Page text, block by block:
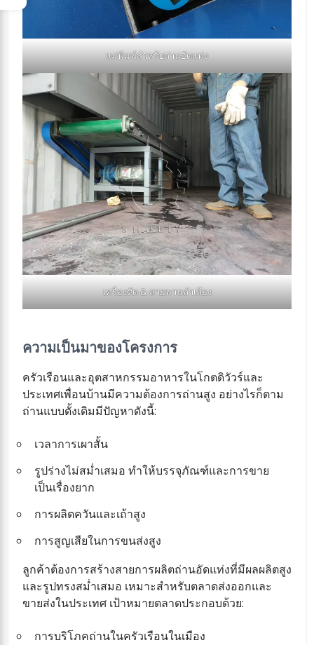
แม่พิมพ์สำหรับถ่านอัดแท่ง
เครื่องตัด & สายพานลำเลียง
ความเป็นมาของโครงการ
ครัวเรือนและอุตสาหกรรมอาหารในโกตดิวัวร์และ
ประเทศเพื่อนบ้านมีความต้องการถ่านสูง อย่างไรก็ตาม
ถ่านแบบดั้งเดิมมีปัญหาดังนี้:
เวลาการเผาสั้น
รูปร่างไม่สม่ำเสมอ ทำให้บรรจุภัณฑ์และการขาย
เป็นเรื่องยาก
การผลิตควันและเถ้าสูง
การสูญเสียในการขนส่งสูง
ลูกค้าต้องการสร้างสายการผลิตถ่านอัดแท่งที่มีผลผลิตสูง
และรูปทรงสม่ำเสมอ เหมาะสำหรับตลาดส่งออกและ
ขายส่งในประเทศ เป้าหมายตลาดประกอบด้วย:
การบริโภคถ่านในครัวเรือนในเมือง